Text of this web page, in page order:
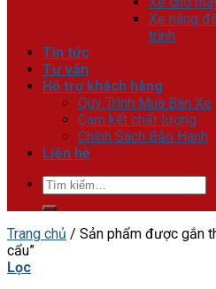
Xe nâng
trình
Tin tức
Tư vấn
Hỗ trợ khách hàng
Quy Trình Mua Bán Xe
Cam kết chất lượng
Chính Sách Bảo Hành
Liên hệ
Tìm
kiếm:
Trang chủ / Sản phẩm được gắn
cẩu”
Lọc